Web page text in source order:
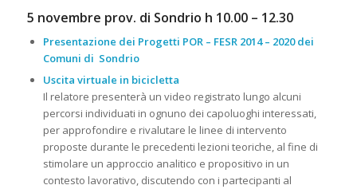
5 novembre prov. di Sondrio h 10.00 – 12.30
Presentazione dei Progetti POR – FESR 2014 – 2020 dei
Comuni di Sondrio
Uscita virtuale in bicicletta
Il relatore presenterà un video registrato lungo alcuni
percorsi individuati in ognuno dei capoluoghi interessati,
per approfondire e rivalutare le linee di intervento
proposte durante le precedenti lezioni teoriche, al fine di
stimolare un approccio analitico e propositivo in un
contesto lavorativo, discutendo con i partecipanti al